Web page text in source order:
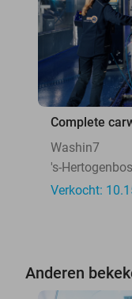
Complete
Washin7
's-
Verkocht:
Anderen